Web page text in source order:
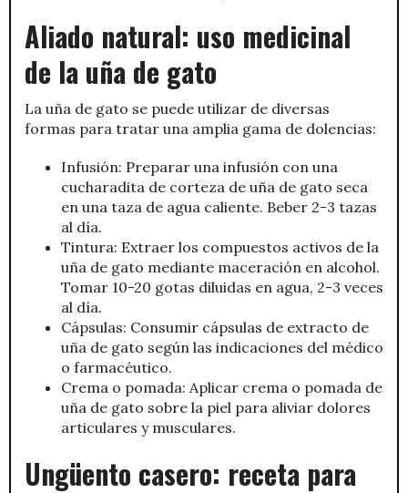
Aliado natural: uso medicinal
de la uña de gato
La uña de gato se puede utilizar de diversas
formas para tratar una amplia gama de dolencias:
Infusión: Preparar una infusión con una
cucharadita de corteza de uña de gato seca
en una taza de agua caliente. Beber 2-3 tazas
al día.
Tintura: Extraer los compuestos activos de la
uña de gato mediante maceración en alcohol.
Tomar 10-20 gotas diluidas en agua, 2-3 veces
al día.
Cápsulas: Consumir cápsulas de extracto de
uña de gato según las indicaciones del médico
o farmacéutico.
Crema o pomada: Aplicar crema o pomada de
uña de gato sobre la piel para aliviar dolores
articulares y musculares.
Ungüento casero: receta para